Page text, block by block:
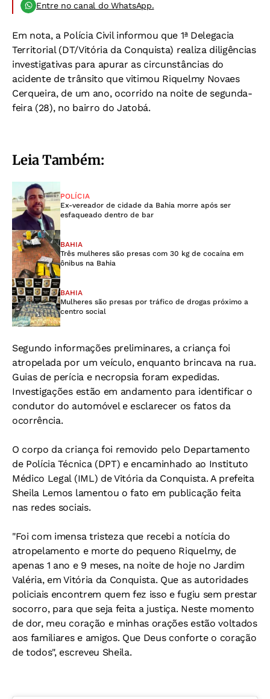
Entre no canal do WhatsApp.
Em nota, a Polícia Civil informou que 1ª Delegacia
Territorial (DT/Vitória da Conquista) realiza diligências
investigativas para apurar as circunstâncias do
acidente de trânsito que vitimou Riquelmy Novaes
Cerqueira, de um ano, ocorrido na noite de segunda-
feira (28), no bairro do Jatobá.
Leia Também:
POLÍCIA
Ex-vereador de cidade da Bahia morre após ser
esfaqueado dentro de bar
BAHIA
Três mulheres são presas com 30 kg de cocaína em
ônibus na Bahia
BAHIA
Mulheres são presas por tráfico de drogas próximo a
centro social
Segundo informações preliminares, a criança foi
atropelada por um veículo, enquanto brincava na rua.
Guias de perícia e necropsia foram expedidas.
Investigações estão em andamento para identificar o
condutor do automóvel e esclarecer os fatos da
ocorrência.
O corpo da criança foi removido pelo Departamento
de Polícia Técnica (DPT) e encaminhado ao Instituto
Médico Legal (IML) de Vitória da Conquista. A prefeita
Sheila Lemos lamentou o fato em publicação feita
nas redes sociais.
"Foi com imensa tristeza que recebi a notícia do
atropelamento e morte do pequeno Riquelmy, de
apenas 1 ano e 9 meses, na noite de hoje no Jardim
Valéria, em Vitória da Conquista. Que as autoridades
policiais encontrem quem fez isso e fugiu sem prestar
socorro, para que seja feita a justiça. Neste momento
de dor, meu coração e minhas orações estão voltados
aos familiares e amigos. Que Deus conforte o coração
de todos", escreveu Sheila.